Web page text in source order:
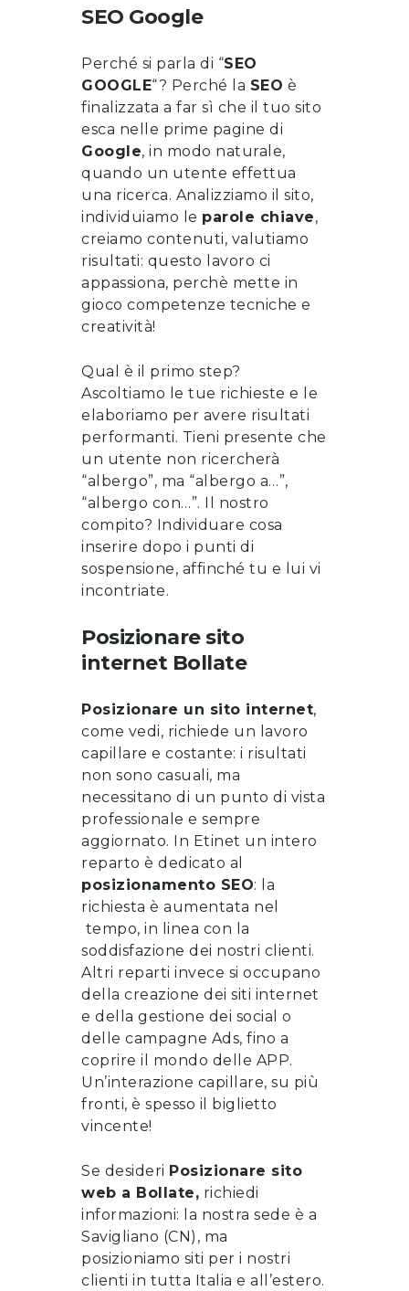
SEO Google
Perché si parla di “SEO
GOOGLE“? Perché la SEO è
finalizzata a far sì che il tuo sito
esca nelle prime pagine di
Google, in modo naturale,
quando un utente effettua
una ricerca. Analizziamo il sito,
individuiamo le parole chiave,
creiamo contenuti, valutiamo
risultati: questo lavoro ci
appassiona, perchè mette in
gioco competenze tecniche e
creatività!
Qual è il primo step?
Ascoltiamo le tue richieste e le
elaboriamo per avere risultati
performanti. Tieni presente che
un utente non ricercherà
“albergo”, ma “albergo a…”,
“albergo con…”. Il nostro
compito? Individuare cosa
inserire dopo i punti di
sospensione, affinché tu e lui vi
incontriate.
Posizionare sito
internet Bollate
Posizionare un sito internet,
come vedi, richiede un lavoro
capillare e costante: i risultati
non sono casuali, ma
necessitano di un punto di vista
professionale e sempre
aggiornato. In Etinet un intero
reparto è dedicato al
posizionamento SEO: la
richiesta è aumentata nel
tempo, in linea con la
soddisfazione dei nostri clienti.
Altri reparti invece si occupano
della creazione dei siti internet
e della gestione dei social o
delle campagne Ads, fino a
coprire il mondo delle APP.
Un’interazione capillare, su più
fronti, è spesso il biglietto
vincente!
Se desideri Posizionare sito
web a Bollate, richiedi
informazioni: la nostra sede è a
Savigliano (CN), ma
posizioniamo siti per i nostri
clienti in tutta Italia e all’estero.